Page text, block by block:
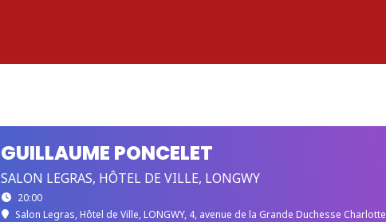
GUILLAUME PONCELET
SALON LEGRAS, HÔTEL DE VILLE, LONGWY
20:00
Salon Legras, Hôtel de Ville, LONGWY, 4, avenue de la Grande Duchesse Charlotte